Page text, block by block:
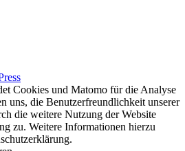
Cookies und Matomo für die Analyse
uns, die Benutzerfreundlichkeit unserer
die weitere Nutzung der Website
zu. Weitere Informationen hierzu